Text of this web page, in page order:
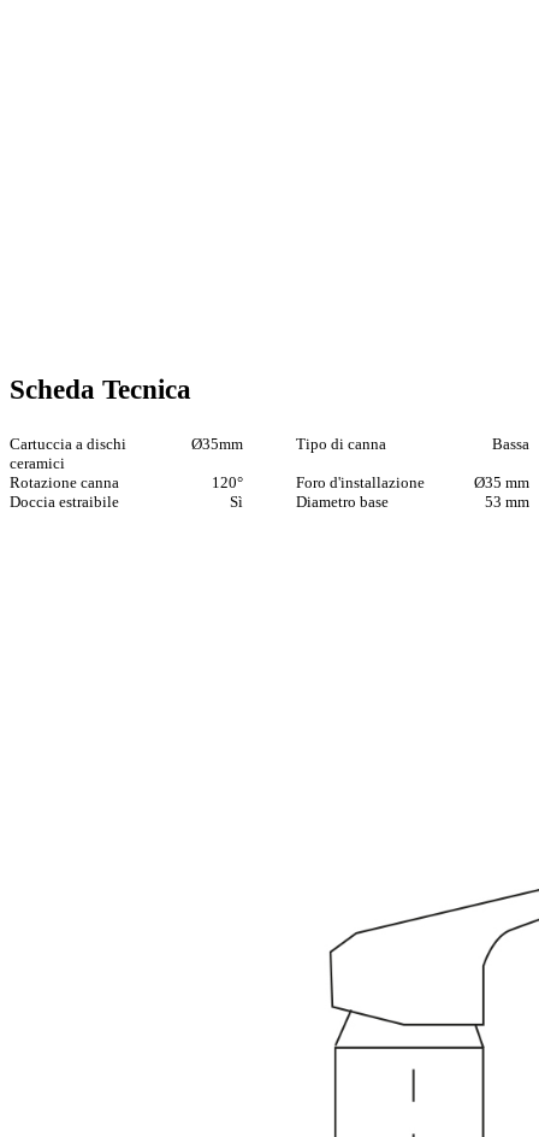
Scheda Tecnica
Cartuccia a dischi
ceramici
Ø35mm Tipo di canna Bassa
Rotazione canna 120° Foro d'installazione
Ø35 mm
Doccia estraibile
Sì Diametro base 53 mm